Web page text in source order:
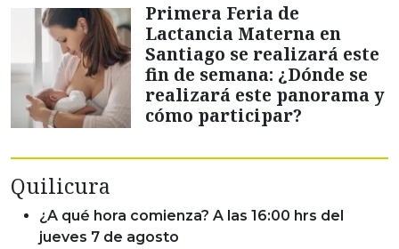
Primera Feria de
Lactancia Materna en
Santiago se realizará este
fin de semana: ¿Dónde se
realizará este panorama y
cómo participar?
Quilicura
¿A qué hora comienza? A las 16:00 hrs del
jueves 7 de agosto